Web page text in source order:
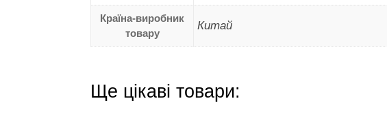
Країна-виробник
товару
Китай
Ще цікаві товари: